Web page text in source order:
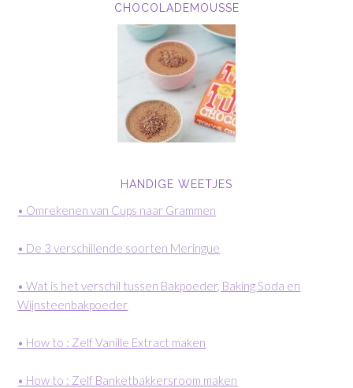
CHOCOLADEMOUSSE
HANDIGE WEETJES
• Omrekenen van Cups naar Grammen
• De 3 verschillende soorten Meringue
• Wat is het verschil tussen Bakpoeder, Baking Soda en
Wijnsteenbakpoeder
• How to : Zelf Vanille Extract maken
• How to : Zelf Banketbakkersroom maken